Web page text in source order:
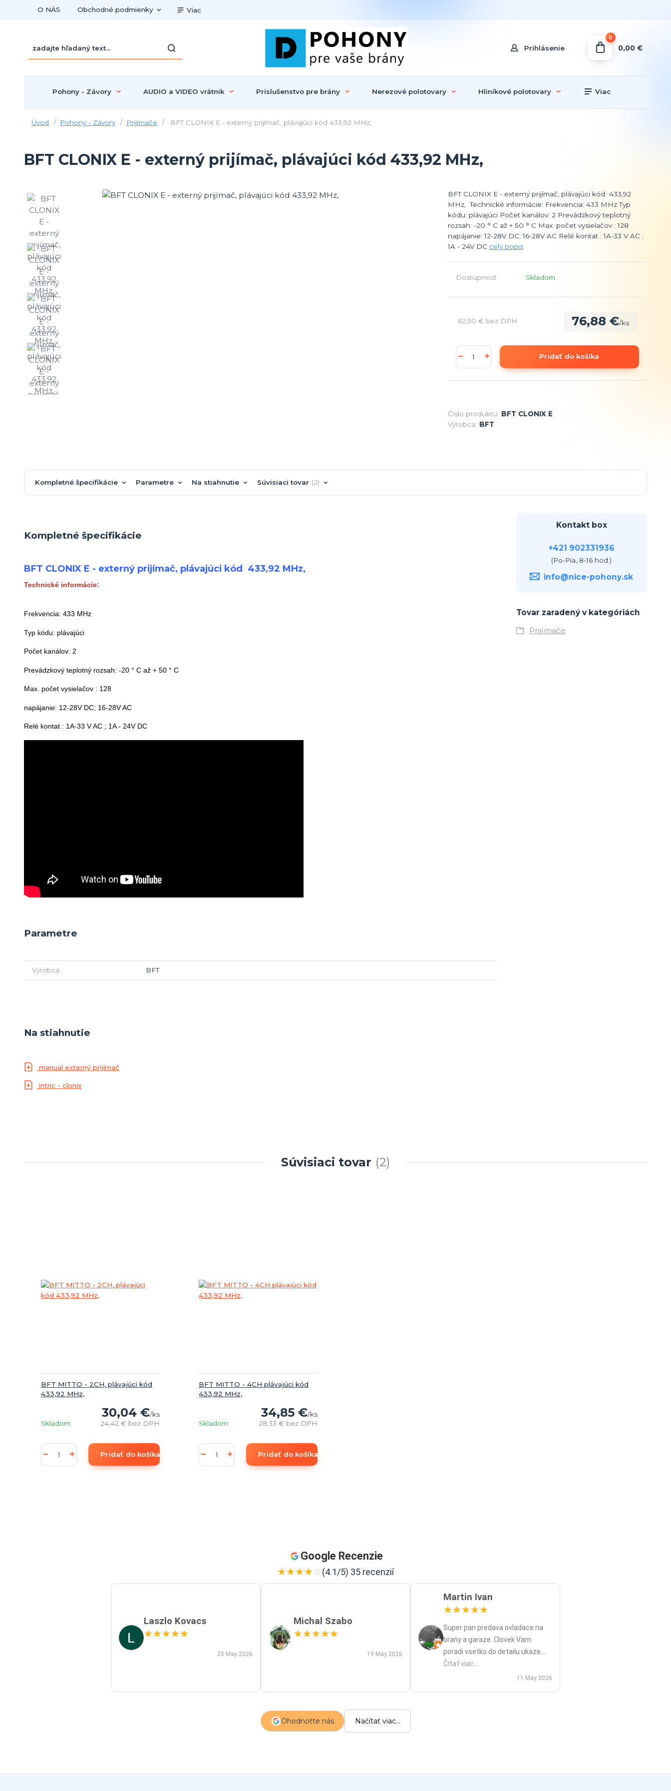
O NÁS Obchodné podmienky Viac
Prihlásenie
0
0,00 €
Pohony - Závory AUDIO a VIDEO vrátnik Príslušenstvo pre brány Nerezové polotovary Hliníkové polotovary Viac
Úvod Pohony - Závory Prijímače BFT CLONIX E - externý prijímač, plávajúci kód 433,92 MHz,
BFT CLONIX E - externý prijímač, plávajúci kód 433,92 MHz,
BFT CLONIX E - externý prijímač, plávajúci kód 433,92
MHz, Technické informácie: Frekvencia: 433 MHz Typ
kódu: plávajúci Počet kanálov: 2 Prevádzkový teplotný
rozsah: -20 ° C až + 50 ° C Max. počet vysielačov : 128
napájanie: 12-28V DC; 16-28V AC Relé kontat : 1A-33 V AC ;
1A - 24V DC celý popis
Dostupnosť Skladom
76,88 €/ks
62,50 € bez DPH
Pridať do košíka
Číslo produktu: BFT CLONIX E
Výrobca: BFT
Kompletné špecifikácie Parametre Na stiahnutie Súvisiaci tovar 2
Kompletné špecifikácie
BFT CLONIX E - externý prijímač, plávajúci kód 433,92 MHz,
Technické informácie:
Frekvencia: 433 MHz
Typ kódu: plávajúci
Počet kanálov: 2
Prevádzkový teplotný rozsah: -20 ° C až + 50 ° C
Max. počet vysielačov : 128
napájanie: 12-28V DC; 16-28V AC
Relé kontat : 1A-33 V AC ; 1A - 24V DC
Parametre
Výrobca BFT
Kontakt box
+421 902331936
(Po-Pia, 8-16 hod.)
info@nice-pohony.sk
Tovar zaradený v kategóriách
Prijímače
Na stiahnutie
manual externý prijímač
intric - clonix
Súvisiaci tovar 2
BFT MITTO - 2CH, plávajúci kód
433,92 MHz,
30,04 €/ks
24,42 € bez DPH
Skladom
Pridať do košíka
BFT MITTO - 4CH plávajúci kód
433,92 MHz,
34,85 €/ks
28,33 € bez DPH
Skladom
Pridať do košíka
Google Recenzie
★★★★☆(4.1/5) 35 recenzií
Laszlo Kovacs
★★★★★
25 May 2026
Michal Szabo
★★★★★
19 May 2026
Martin Ivan
★★★★★
Super pan predava ovladace na
brany a garaze. Clovek Vam
poradi vsetko do detailu ukaze
popripade nadstavy priamo na
mieste a ked uz nahodou to nejde
Čítať viac...
11 May 2026
Ohodnoťte nás Načítať viac...